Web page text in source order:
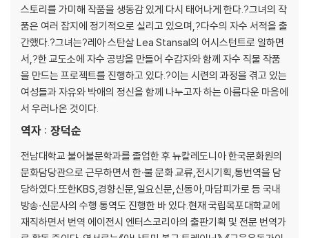
스토리를 가미해 작품을 생동감 있게 다시 태어나게 한다.?그녀의 작
품은 여러 잡지에 정기적으로 실리고 있으며,?다수의 자수 서적을 출
간했다.?그녀는?레아 스탄살 Lea Stansal의 어시스턴트로 일하면
서,?한 교도소에 자수 공방을 만들어 수감자와 함께 자수 직물 작품
을 만드는 프로젝트를 진행하고 있다.?이는 시련의 과정을 겪고 있는
여성들과 자유와 박애의 정신을 함께 나누고자 하는 아름다운 마음에
서 우러나온 것이다.
역자 : 장덕순
전남대학교 불어불문학과를 졸업한 후 뉴칼레도니아 한국문화원의
문화담당관으로 근무하면서 한·불 문화 교류,전시기획,통번역을 담
당하였다.또한KBS,경향신문,일요신문,신동아,마담피가로 등 국내
방송·신문사의 수행 통역도 진행한 바 있다.현재 국립목포대학교에
재직하면서 번역 에이전시 엔터스코리아의 출판기획 및 전문 번역가